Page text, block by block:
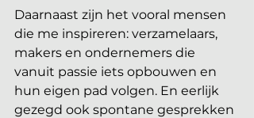
Daarnaast zijn het vooral mensen
die me inspireren: verzamelaars,
makers en ondernemers die
vanuit passie iets opbouwen en
hun eigen pad volgen. En eerlijk
gezegd ook spontane gesprekken